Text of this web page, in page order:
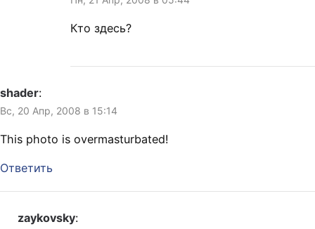
Кто здесь?
shader:
Вс, 20 Апр, 2008 в 15:14
This photo is overmasturbated!
Ответить
zaykovsky: